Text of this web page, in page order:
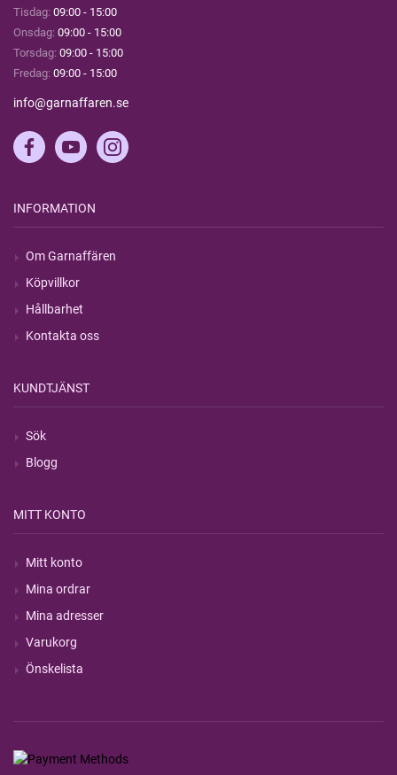
Tisdag: 09:00 - 15:00
Onsdag: 09:00 - 15:00
Torsdag: 09:00 - 15:00
Fredag: 09:00 - 15:00
info@garnaffaren.se
INFORMATION
Om Garnaffären
Köpvillkor
Hållbarhet
Kontakta oss
KUNDTJÄNST
Sök
Blogg
MITT KONTO
Mitt konto
Mina ordrar
Mina adresser
Varukorg
Önskelista